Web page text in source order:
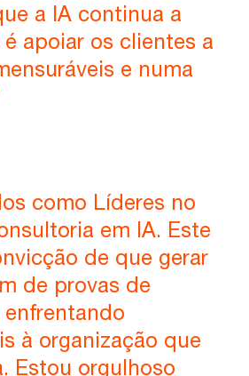
a IA continua a
apoiar os clientes a
e numa
como Líderes no
em IA. Este
de que gerar
de provas de
à organização que
Estou orgulhoso